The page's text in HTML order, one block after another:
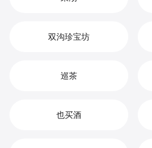
双沟珍宝坊
巡茶
也买酒